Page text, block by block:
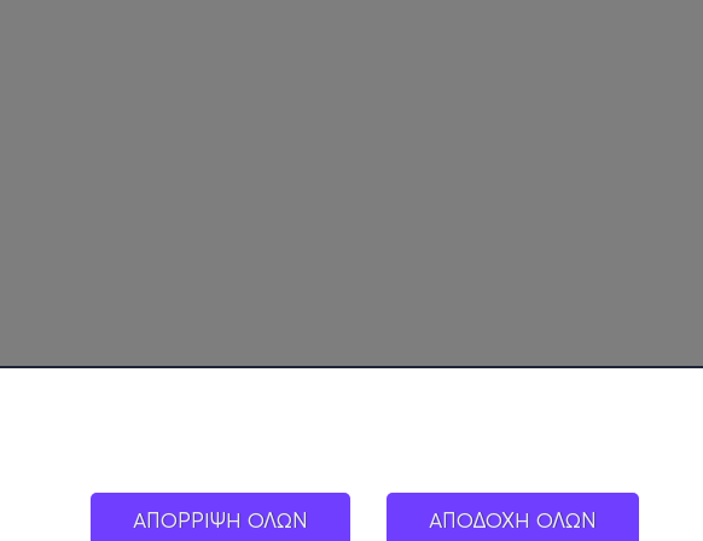
ΑΠΟΡΡΙΨΗ ΟΛΩΝ ΑΠΟΔΟΧΗ ΟΛΩΝ